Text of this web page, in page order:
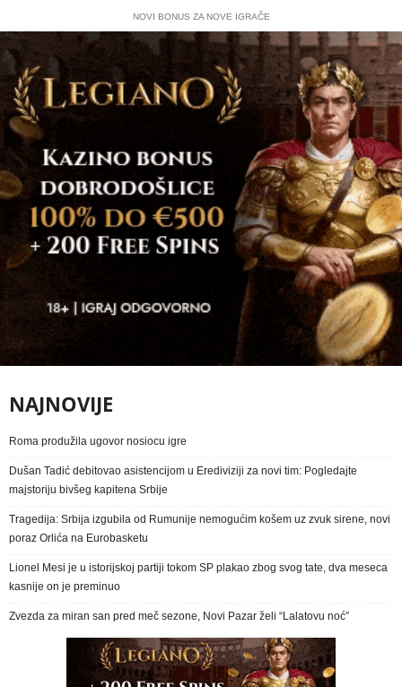
NOVI BONUS ZA NOVE IGRAČE
NAJNOVIJE
Roma produžila ugovor nosiocu igre
Dušan Tadić debitovao asistencijom u Erediviziji za novi tim: Pogledajte
majstoriju bivšeg kapitena Srbije
Tragedija: Srbija izgubila od Rumunije nemogućim košem uz zvuk sirene, novi
poraz Orlića na Eurobasketu
Lionel Mesi je u istorijskoj partiji tokom SP plakao zbog svog tate, dva meseca
kasnije on je preminuo
Zvezda za miran san pred meč sezone, Novi Pazar želi “Lalatovu noć”